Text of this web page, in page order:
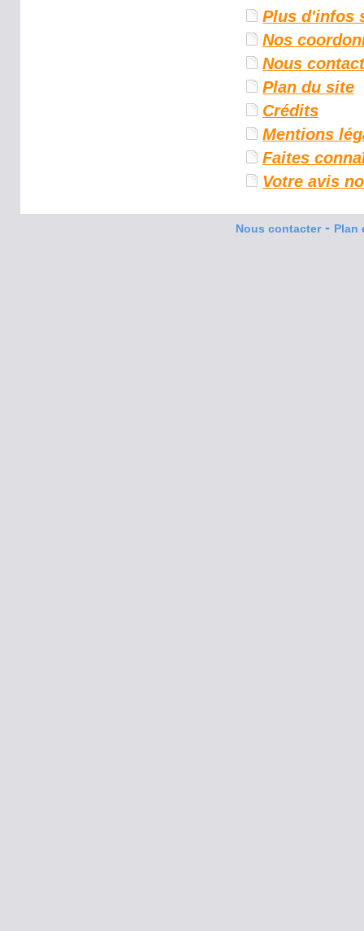
Plus d'infos
Nos
Nous
Plan du site
Crédits
Mentions
Faites
Votre avis
Nous contacter- Plan